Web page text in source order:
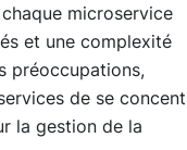
microservice
et une complexité
préoccupations,
de se
la gestion de la